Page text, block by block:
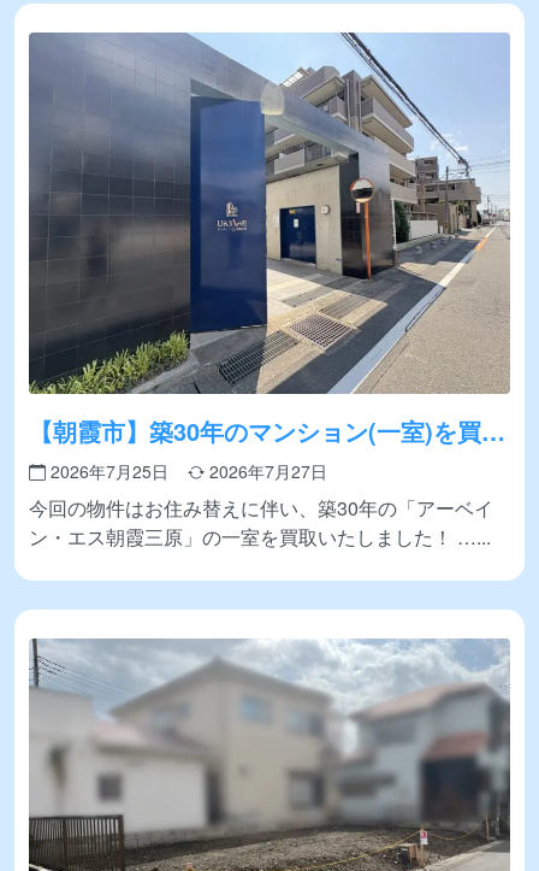
【朝霞市】築30年のマンション(一室)を買取
いたしました！
2026年7月25日 2026年7月27日
今回の物件はお住み替えに伴い、築30年の「アーベイ
ン・エス朝霞三原」の一室を買取いたしました！ …